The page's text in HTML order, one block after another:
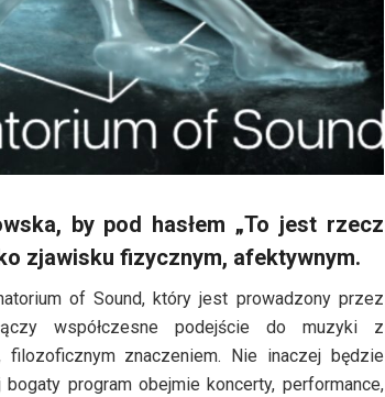
by pod hasłem „To jest rzecz
zjawisku fizycznym, afektywnym.
of Sound, który jest prowadzony przez
współczesne podejście do muzyki z
filozoficznym znaczeniem. Nie inaczej będzie
program obejmie koncerty, performance,